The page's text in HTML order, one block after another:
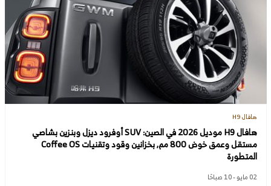
هافال H9
هافال H9 موديل 2026 في الصين: SUV أوفرود ديزل وبنزين بشاصي
مستقل وعمق خوض 800 مم, بخزانين وقود وتقنيات Coffee OS
المتطورة
02 مايو - 10 صباحًا